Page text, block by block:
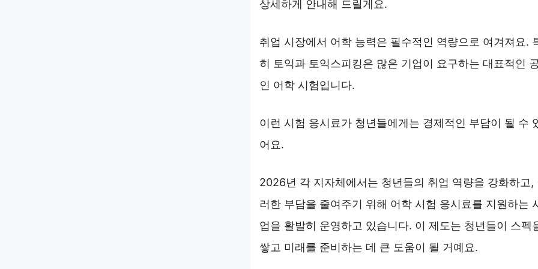
상세하게 안내해 드릴게요.
취업 시장에서 어학 능력은 필수적인 역량으로 여겨져요.
히 토익과 토익스피킹은 많은 기업이 요구하는 대표적인
인 어학 시험입니다.
이런 시험 응시료가 청년들에게는 경제적인 부담이 될 수
어요.
2026년 각 지자체에서는 청년들의 취업 역량을 강화하고,
러한 부담을 줄여주기 위해 어학 시험 응시료를 지원하는
업을 활발히 운영하고 있습니다. 이 제도는 청년들이 스펙
쌓고 미래를 준비하는 데 큰 도움이 될 거예요.